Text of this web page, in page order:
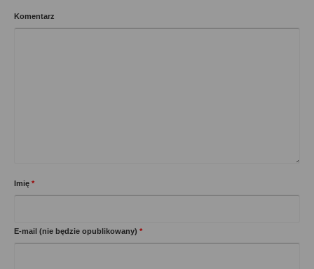
Komentarz
Imię *
E-mail (nie będzie opublikowany) *